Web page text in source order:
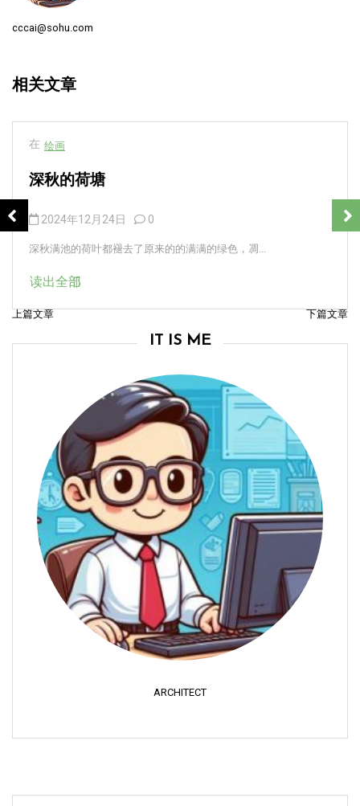
cccai@sohu.com
相关文章
在 绘画
深秋的荷塘
2024年12月24日 0
深秋满池的荷叶都褪去了原来的的满满的绿色，凋...
读出全部
文
章
上篇文章 下篇文章
IT IS ME
ARCHITECT